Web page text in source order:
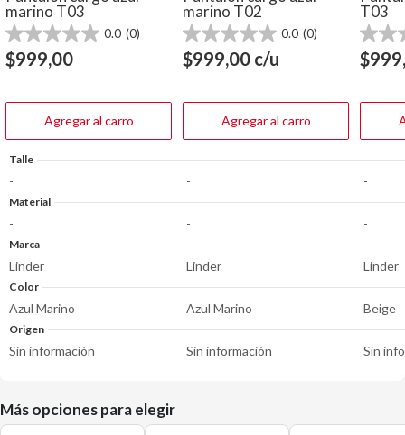
marino T03
0.0 (0)
0.0
de
5
$999,00
Agregar al carro
marino T02
0.0 (0)
0.0
de
5
$999,00 c/u
Agregar al carro
T03
0.0
de
5
$
Talle
- - -
Material
- - -
Marca
Linder Linder Linder
Color
Azul Marino Azul Marino Beige
Origen
Sin información Sin información Sin
Más opciones para elegir